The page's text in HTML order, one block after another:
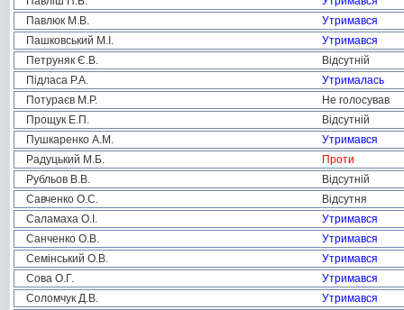
Павлюк М.В.
Утримався
Пашковський М.І.
Утримався
Петруняк Є.В.
Відсутній
Підласа Р.А.
Утрималась
Потураєв М.Р.
Не голосував
Прощук Е.П.
Відсутній
Пушкаренко А.М.
Утримався
Радуцький М.Б.
Проти
Рубльов В.В.
Відсутній
Савченко О.С.
Відсутня
Саламаха О.І.
Утримався
Санченко О.В.
Утримався
Семінський О.В.
Утримався
Сова О.Г.
Утримався
Соломчук Д.В.
Утримався